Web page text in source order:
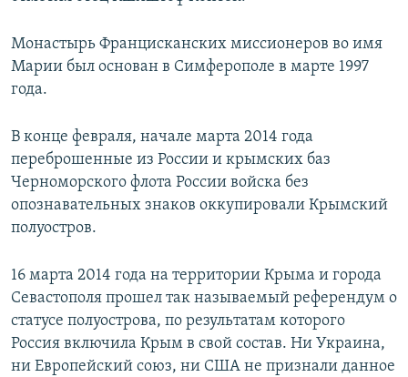
Монастырь Францисканских миссионеров во имя
Марии был основан в Симферополе в марте 1997
года.
В конце февраля, начале марта 2014 года
переброшенные из России и крымских баз
Черноморского флота России войска без
опознавательных знаков оккупировали Крымский
полуостров.
16 марта 2014 года на территории Крыма и города
Севастополя прошел так называемый референдум о
статусе полуострова, по результатам которого
Россия включила Крым в свой состав. Ни Украина,
ни Европейский союз, ни США не признали данное